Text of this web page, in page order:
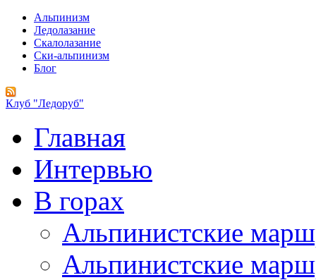
Альпинизм
Ледолазание
Скалолазание
Ски-альпинизм
Блог
Клуб "Ледоруб"
Главная
Интервью
В горах
Альпинистские
Альпинистские